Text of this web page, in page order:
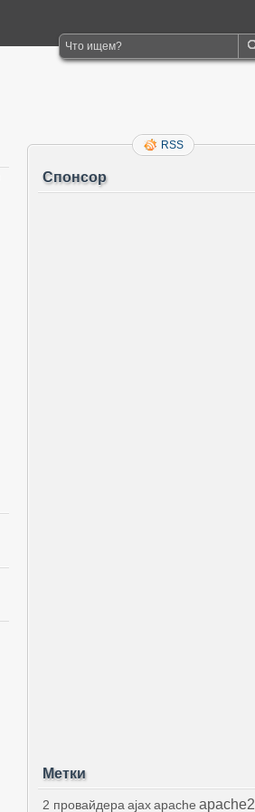
RSS
Спонсор
Метки
2 провайдера ajaxapache apache2